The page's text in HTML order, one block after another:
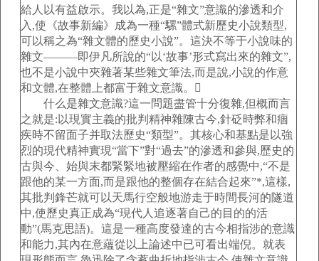
給人以有益啟示。我以為,正是“雜文”意識的滲透和介
入,使《故事新編》成為一種“騾”體式新歷史小說類型,
可以稱之為“雜文體的歷史小說”。這決不等于小說味的
雜文———即伊凡所說的“以‘故事’形式寫出來的雜文”,
也不是小說中夾雜著某些雜文筆法,而是說,小說的作意
和文體,在整體上都富于雜文意識。
什么是雜文意識?這一問題盡管十分復雜,但概而言
之就是:以現實主義的批判精神雜陳古今,針砭時弊和痼
疾時不留面子并取法歷史“類型”。其核心和基點是以強
烈的現代精神實現“當下”對“過去”的滲透和參與,歷史的
古與今、始與末都緊緊地被壓縮在作者的感覺中,“不是
跟他的某一方面,而是跟他的整個存在結合起來”*,這樣,
其批判鋒芒就可以天馬行空般地游走于時間長河的隧道
中,使歷史真正成為“現代人追逐著自己的目的的活
動”(馬克思語)。這是一種高度發達的古今相指涉的意識
和能力,其內在意蘊從以上論述中已可看出端倪。就表